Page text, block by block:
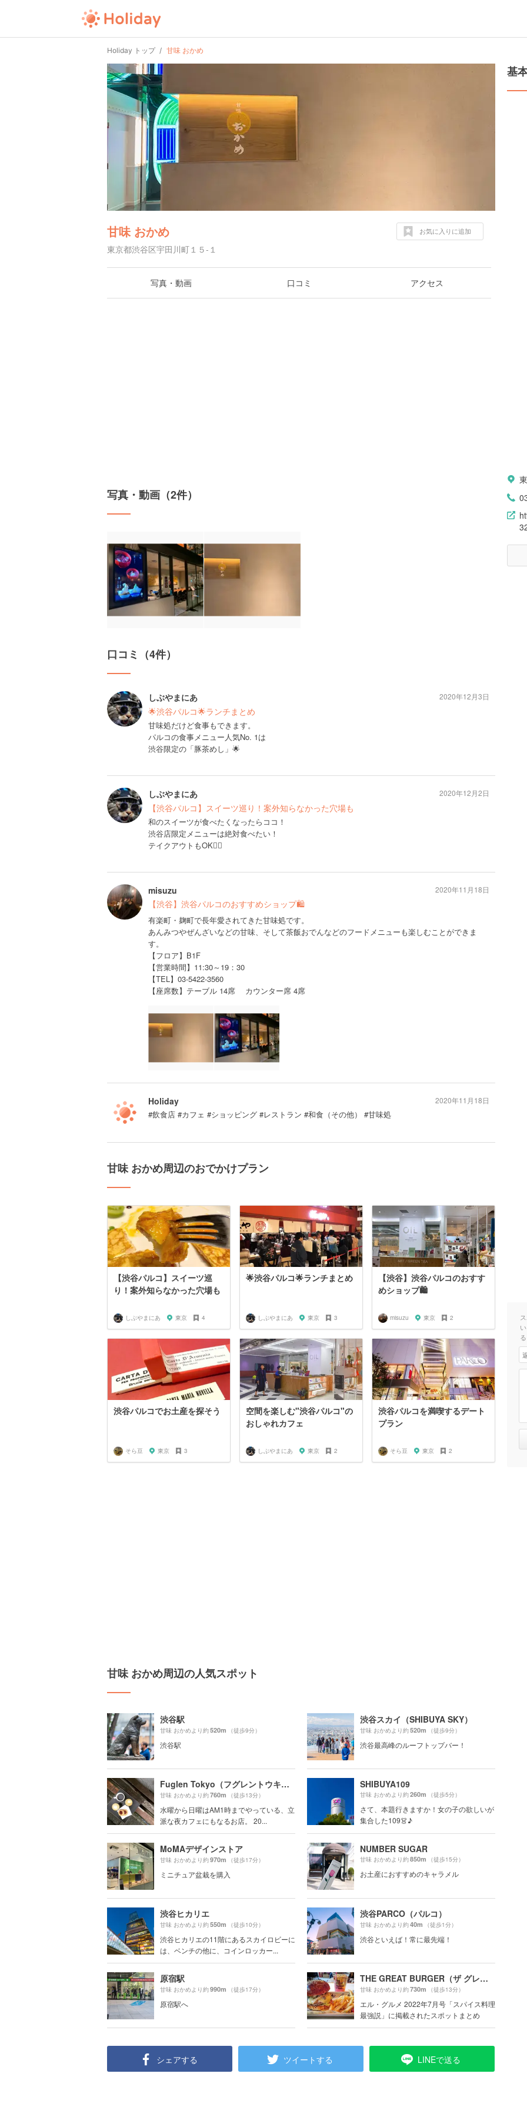
Holiday トップ 甘味 おかめ
甘味 おかめ
東京都渋谷区宇田川町１５-１
お気に入りに追加
写真・動画 口コミ アクセス
写真・動画（2件）
口コミ（4件）
しぶやまにあ
🌟渋谷パルコ🌟ランチまとめ
甘味処だけど食事もできます。
パルコの食事メニュー人気No. 1は
渋谷限定の「豚茶めし」🌟
2020年12月3日
しぶやまにあ
【渋谷パルコ】スイーツ巡り！案外知らなかった穴場も
和のスイーツが食べたくなったらココ！
渋谷店限定メニューは絶対食べたい！
テイクアウトもOK🙆‍♀️
2020年12月2日
misuzu
【渋谷】渋谷パルコのおすすめショップ🛍
有楽町・麹町で長年愛されてきた甘味処です。
あんみつやぜんざいなどの甘味、そして茶飯おでんなどのフードメニューも楽しむことができま
す。
【フロア】B1F
【営業時間】11:30～19：30
【TEL】03-5422-3560
【座席数】テーブル 14席 カウンター席 4席
2020年11月18日
Holiday
#飲食店 #カフェ #ショッピング #レストラン #和食（その他） #甘味処
2020年11月18日
甘味 おかめ周辺のおでかけプラン
【渋谷パルコ】スイーツ巡
り！案外知らなかった穴場も
しぶやまにあ 東京 4
🌟渋谷パルコ🌟ランチまとめ
しぶやまにあ 東京 3
【渋谷】渋谷パルコのおすす
めショップ🛍
misuzu 東京 2
渋谷パルコでお土産を探そう
そら豆 東京 3
空間を楽しむ"渋谷パルコ"の
おしゃれカフェ
しぶやまにあ 東京 2
渋谷パルコを満喫するデート
プラン
そら豆 東京 2
甘味 おかめ周辺の人気スポット
渋谷駅
甘味 おかめより約520m （徒歩9分）
渋谷駅
渋谷スカイ（SHIBUYA SKY）
甘味 おかめより約520m （徒歩9分）
渋谷最高峰のルーフトップバー！
Fuglen Tokyo（フグレントウキョウ）
甘味 おかめより約760m （徒歩13分）
水曜から日曜はAM1時までやっている、立
派な夜カフェにもなるお店。 20...
SHIBUYA109
甘味 おかめより約260m （徒歩5分）
さて、本題行きますか！女の子の欲しいが
集合した109👗♪
MoMAデザインストア
甘味 おかめより約970m （徒歩17分）
ミニチュア盆栽を購入
NUMBER SUGAR
甘味 おかめより約850m （徒歩15分）
お土産におすすめのキャラメル
渋谷ヒカリエ
甘味 おかめより約550m （徒歩10分）
渋谷ヒカリエの11階にあるスカイロビーに
は、ベンチの他に、コインロッカー...
渋谷PARCO（パルコ）
甘味 おかめより約40m （徒歩1分）
渋谷といえば！常に最先端！
原宿駅
甘味 おかめより約990m （徒歩17分）
原宿駅へ
THE GREAT BURGER（ザ グレートバーガー）
甘味 おかめより約730m （徒歩13分）
エル・グルメ 2022年7月号「スパイス料理
最強説」に掲載されたスポットまとめ
シェアする ツイートする LINEで送る
基